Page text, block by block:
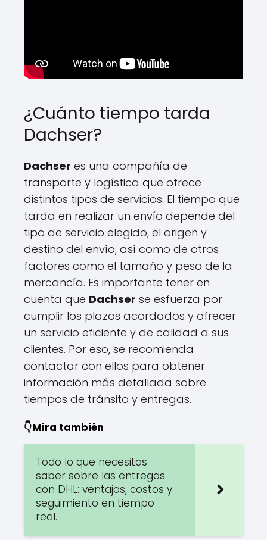
¿Cuánto tiempo tarda
Dachser?
Dachser es una compañía de
transporte y logística que ofrece
distintos tipos de servicios. El tiempo que
tarda en realizar un envío depende del
tipo de servicio elegido, el origen y
destino del envío, así como de otros
factores como el tamaño y peso de la
mercancía. Es importante tener en
cuenta que Dachser se esfuerza por
cumplir los plazos acordados y ofrecer
un servicio eficiente y de calidad a sus
clientes. Por eso, se recomienda
contactar con ellos para obtener
información más detallada sobre
tiempos de tránsito y entregas.
👇Mira también
Todo lo que necesitas
saber sobre las entregas
con DHL: ventajas, costos y
seguimiento en tiempo
real.